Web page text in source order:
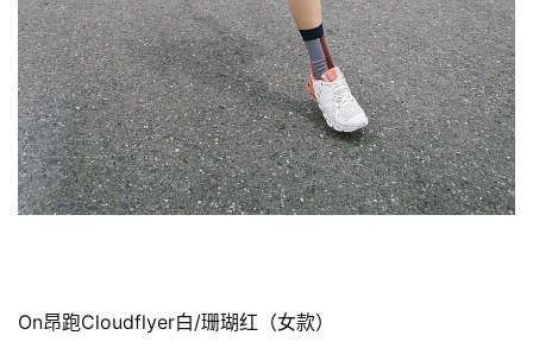
比
赛
On昂跑Cloudflyer白/珊瑚红（女款）